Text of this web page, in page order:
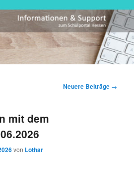
Neuere Beiträge →
mit dem
von Lothar